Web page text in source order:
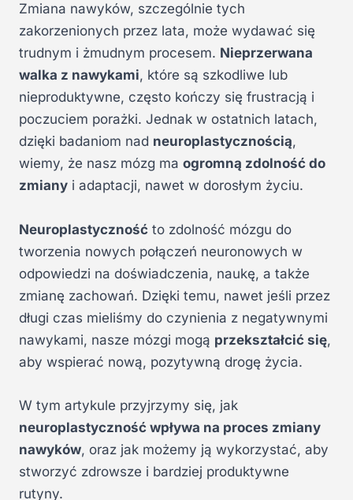
Zmiana nawyków, szczególnie tych
zakorzenionych przez lata, może wydawać się
trudnym i żmudnym procesem. Nieprzerwana
walka z nawykami, które są szkodliwe lub
nieproduktywne, często kończy się frustracją i
poczuciem porażki. Jednak w ostatnich latach,
dzięki badaniom nad neuroplastycznością,
wiemy, że nasz mózg ma ogromną zdolność do
zmiany i adaptacji, nawet w dorosłym życiu.
Neuroplastyczność to zdolność mózgu do
tworzenia nowych połączeń neuronowych w
odpowiedzi na doświadczenia, naukę, a także
zmianę zachowań. Dzięki temu, nawet jeśli przez
długi czas mieliśmy do czynienia z negatywnymi
nawykami, nasze mózgi mogą przekształcić się,
aby wspierać nową, pozytywną drogę życia.
W tym artykule przyjrzymy się, jak
neuroplastyczność wpływa na proces zmiany
nawyków, oraz jak możemy ją wykorzystać, aby
stworzyć zdrowsze i bardziej produktywne
rutyny.